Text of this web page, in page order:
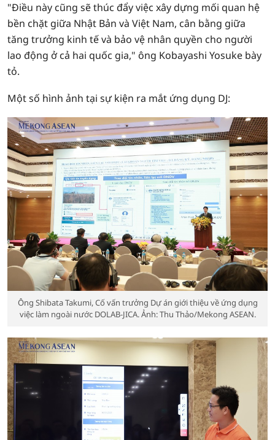
"Điều này cũng sẽ thúc đẩy việc xây dựng mối quan hệ
bền chặt giữa Nhật Bản và Việt Nam, cân bằng giữa
tăng trưởng kinh tế và bảo vệ nhân quyền cho người
lao động ở cả hai quốc gia," ông Kobayashi Yosuke bày
tỏ.
Một số hình ảnh tại sự kiện ra mắt ứng dụng DJ:
Ông Shibata Takumi, Cố vấn trưởng Dự án giới thiệu về ứng dụng
việc làm ngoài nước DOLAB-JICA. Ảnh: Thu Thảo/Mekong ASEAN.